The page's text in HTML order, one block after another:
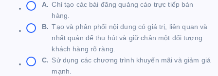
A. Chỉ tạo các bài đăng quảng cáo trực tiếp bán
hàng.
B. Tạo và phân phối nội dung có giá trị, liên quan và
nhất quán để thu hút và giữ chân một đối tượng
khách hàng rõ ràng.
C. Sử dụng các chương trình khuyến mãi và giảm giá
mạnh.